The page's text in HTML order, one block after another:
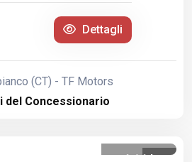
Dettagli
(CT) - TF Motors
del Concessionario
1 /14